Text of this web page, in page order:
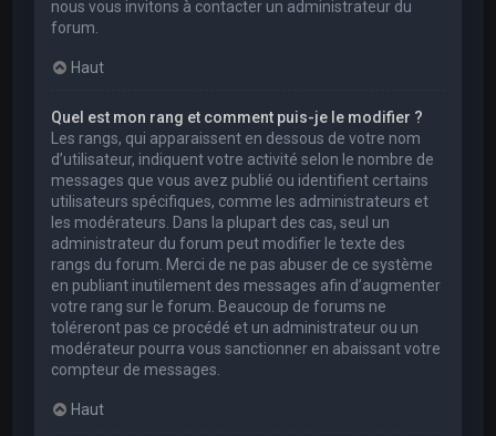
nous vous invitons à contacter un administrateur du
forum.
Haut
Quel est mon rang et comment puis-je le modifier ?
Les rangs, qui apparaissent en dessous de votre nom
d’utilisateur, indiquent votre activité selon le nombre de
messages que vous avez publié ou identifient certains
utilisateurs spécifiques, comme les administrateurs et
les modérateurs. Dans la plupart des cas, seul un
administrateur du forum peut modifier le texte des
rangs du forum. Merci de ne pas abuser de ce système
en publiant inutilement des messages afin d’augmenter
votre rang sur le forum. Beaucoup de forums ne
toléreront pas ce procédé et un administrateur ou un
modérateur pourra vous sanctionner en abaissant votre
compteur de messages.
Haut